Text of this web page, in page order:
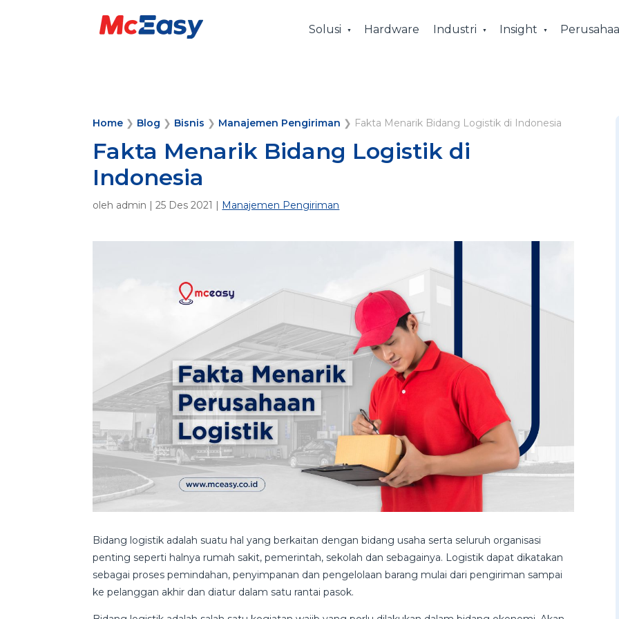
Solusi Hardware Industri Insight
Home ❯ Blog ❯ Bisnis ❯ Manajemen Pengiriman ❯ Fakta Menarik Bidang Logistik di Indonesia
Fakta Menarik Bidang Logistik di
Indonesia
oleh admin |25 Des 2021 | Manajemen Pengiriman
Bidang logistik adalah suatu hal yang berkaitan dengan bidang usaha serta seluruh organisasi
penting seperti halnya rumah sakit, pemerintah, sekolah dan sebagainya. Logistik dapat dikatakan
sebagai proses pemindahan, penyimpanan dan pengelolaan barang mulai dari pengiriman sampai
ke pelanggan akhir dan diatur dalam satu rantai pasok.